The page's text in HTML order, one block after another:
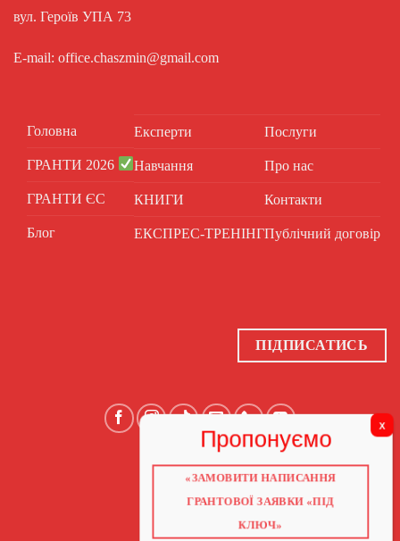
вул. Героїв УПА 73
E-mail: office.chaszmin@gmail.com
Головна
ГРАНТИ 2026
ГРАНТИ ЄС
Блог
Експерти
Навчання
КНИГИ
ЕКСПРЕС-ТРЕНІНГ
Послуги
Про нас
Контакти
Публічний договір
ПІДПИСАТИСЬ
ГОЛОВНА
ГРАНТИ 2026
«ЗАМОВИТИ НАПИСАННЯ
ГРАНТОВОЇ ЗАЯВКИ «ПІД
КЛЮЧ»